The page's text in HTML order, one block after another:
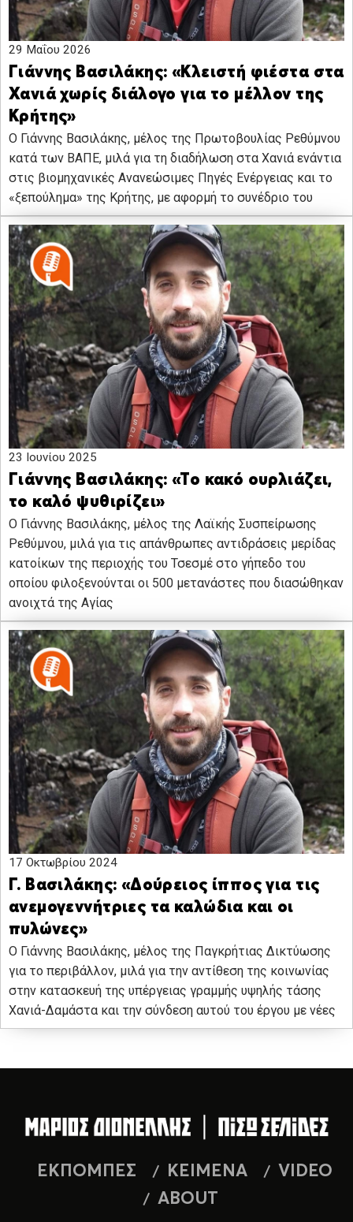
29 Μαΐου 2026
Γιάννης Βασιλάκης: «Κλειστή φιέστα στα
Χανιά χωρίς διάλογο για το μέλλον της
Κρήτης»
O Γιάννης Βασιλάκης, μέλος της Πρωτοβουλίας Ρεθύμνου
κατά των ΒΑΠΕ, μιλά για τη διαδήλωση στα Χανιά ενάντια
στις βιομηχανικές Ανανεώσιμες Πηγές Ενέργειας και το
«ξεπούλημα» της Κρήτης, με αφορμή το συνέδριο του
23 Ιουνίου 2025
Γιάννης Βασιλάκης: «Το κακό ουρλιάζει,
το καλό ψυθιρίζει»
Ο Γιάννης Βασιλάκης, μέλος της Λαϊκής Συσπείρωσης
Ρεθύμνου, μιλά για τις απάνθρωπες αντιδράσεις μερίδας
κατοίκων της περιοχής του Τσεσμέ στο γήπεδο του
οποίου φιλοξενούνται οι 500 μετανάστες που διασώθηκαν
ανοιχτά της Αγίας
17 Οκτωβρίου 2024
Γ. Βασιλάκης: «Δούρειος ίππος για τις
ανεμογεννήτριες τα καλώδια και οι
πυλώνες»
Ο Γιάννης Βασιλάκης, μέλος της Παγκρήτιας Δικτύωσης
για το περιβάλλον, μιλά για την αντίθεση της κοινωνίας
στην κατασκευή της υπέργειας γραμμής υψηλής τάσης
Χανιά-Δαμάστα και την σύνδεση αυτού του έργου με νέες
ΕΚΠΟΜΠΕΣ ΚΕΙΜΕΝΑ
VIDEO
ABOUT